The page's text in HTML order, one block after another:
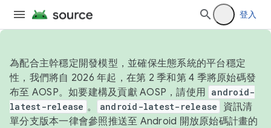
登入
為配合主幹穩定開發模型，並確保生態系統的平台穩定
性，我們將自 2026 年起，在第 2 季和第 4 季將原始碼發
布至 AOSP。如要建構及貢獻 AOSP，請使用 android-
latest-release 。 android-latest-release
資訊清
單分支版本一律會參照推送至 Android 開放原始碼計畫的